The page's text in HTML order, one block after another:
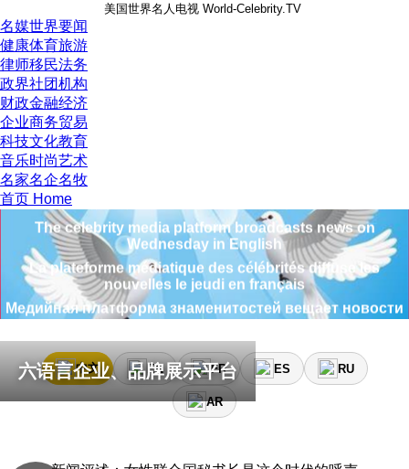
美国世界名人电视 World-Celebrity.TV
名媒世界要闻
健康体育旅游
律师移民法务
政界社团机构
财政金融经济
企业商务贸易
科技文化教育
音乐时尚艺术
名家名企名牧
首页 Home
منصة وسائل الإعلام المشاهير تبث الأخبار يوم الاثنين باللغة العربي
The celebrity media platform broadcasts news on
Wednesday in English
La plateforme médiatique des célébrités diffuse les
nouvelles le jeudi en français
Медийная платформа знаменитостей вещает новости
в пятницу на русском языке
La plataforma de medios de celebridades transmite
noticias el sábado en español
منصة وسائل الإعلام المشاهير تبث الأخبار يوم الاثنين باللغة العربي
名人媒体平台星期二使用中文播报新闻
六语言企业、品牌展示平台
中文 EN FR ES RU
AR